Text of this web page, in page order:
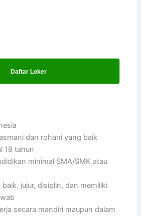
Daftar Loker
dan rohani yang baik
18 tahun
minimal SMA/SMK atau
baik, jujur, disiplin, dan memiliki
secara mandiri maupun dalam